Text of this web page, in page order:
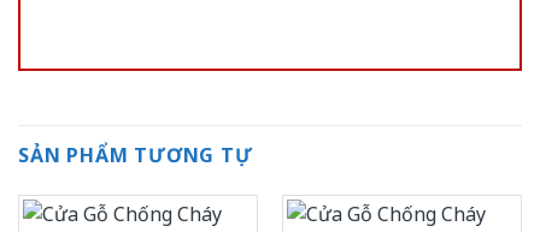
SẢN PHẨM TƯƠNG TỰ